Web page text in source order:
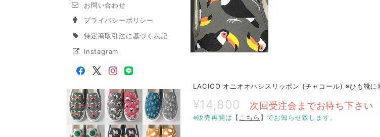
お問い合わせ
プライバシーポリシー
特定商取引法に基づく表記
Instagram
LACICO オニオオハシスリッポン (チャコール) ※ひも靴に
¥14,800 次回受注会までお待ち下さい
※販売再開は 【 こちら 】でお知らせ致します。